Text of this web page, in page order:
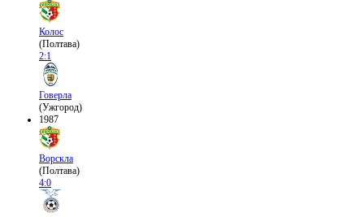
Колос
(Полтава)
2:1
Говерла
(Ужгород)
1987
Ворскла
(Полтава)
4:0